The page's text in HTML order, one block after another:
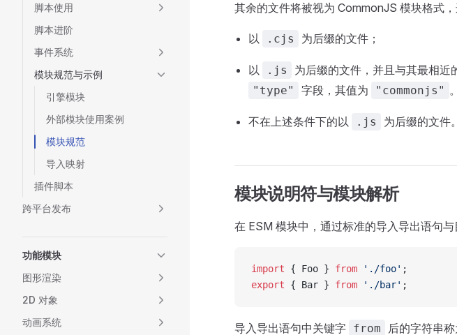
脚本使用
脚本进阶
事件系统
模块规范与示例
引擎模块
外部模块使用案例
模块规范
导入映射
插件脚本
跨平台发布
功能模块
图形渲染
2D 对象
动画系统
其余的文件将被视为 CommonJS 模块格式，
以 .cjs 为后缀的文件；
以 .js 为后缀的文件，并且与其最相近
"type" 字段，其值为 "commonjs" 。
不在上述条件下的以 .js 为后缀的文件。
模块说明符与模块解析
在 ESM 模块中，通过标准的导入导出语句与
import { Foo } from './foo' ;
export { Bar } from './bar' ;
导入导出语句中关键字 from 后的字符串称